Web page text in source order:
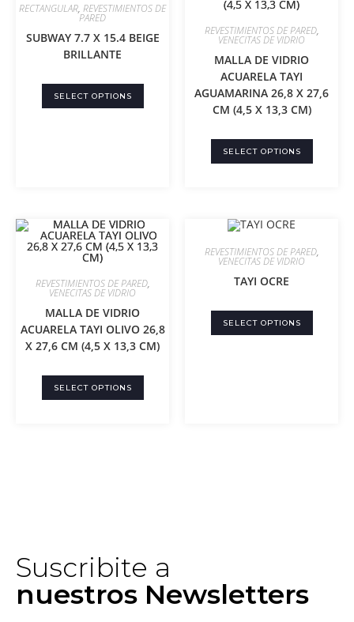
RECTANGULAR, REVESTIMIENTOS DE
PARED
SUBWAY 7.7 X 15.4 BEIGE
BRILLANTE
SELECT OPTIONS
REVESTIMIENTOS DE PARED,
VENECITAS DE VIDRIO
MALLA DE VIDRIO
ACUARELA TAYI
AGUAMARINA 26,8 X 27,6
CM (4,5 X 13,3 CM)
SELECT OPTIONS
REVESTIMIENTOS DE PARED,
VENECITAS DE VIDRIO
MALLA DE VIDRIO
ACUARELA TAYI OLIVO 26,8
X 27,6 CM (4,5 X 13,3 CM)
SELECT OPTIONS
REVESTIMIENTOS DE PARED,
VENECITAS DE VIDRIO
TAYI OCRE
SELECT OPTIONS
Suscribite a
nuestros Newsletters